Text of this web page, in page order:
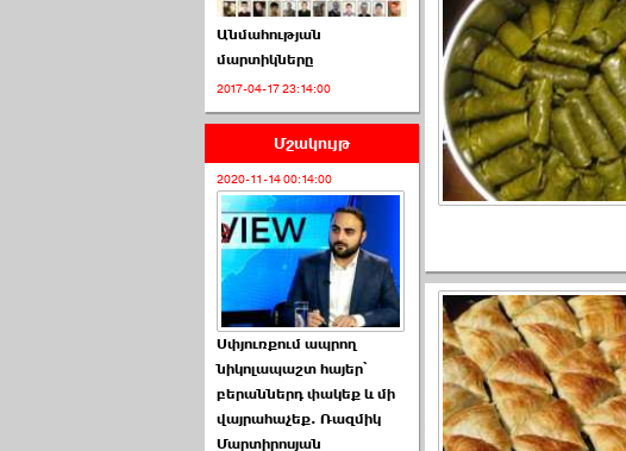
ՍԴ-ն հուլիսի 1-ին
կհեռանա ›››
2026-07-01 00:08:00
Աննա Վարդապետյանն
ուղերձ է հղել ›››
2026-06-25 23:21:00
Անմահության
մարտիկները
2017-04-17 23:14:00
Մշակույթ
2020-11-14 00:14:00
Սփյուռքում ապրող
նիկոլապաշտ հայեր՝
բերաններդ փակեք և մի
վայրահաչեք. Ռազմիկ
Մարտիրոսյան